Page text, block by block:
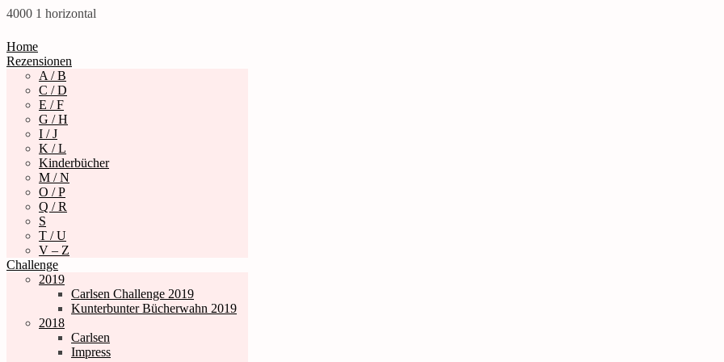
4000 1 horizontal
Home
Rezensionen
A / B
C / D
E / F
G / H
I / J
K / L
Kinderbücher
M / N
O / P
Q / R
S
T / U
V – Z
Challenge
2019
Carlsen Challenge 2019
Kunterbunter Bücherwahn 2019
2018
Carlsen
Impress